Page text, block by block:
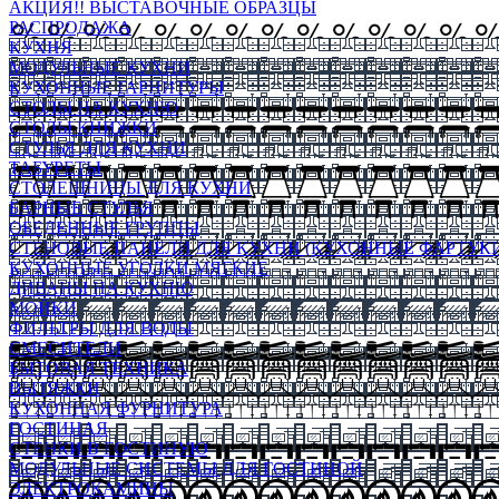
АКЦИЯ!! ВЫСТАВОЧНЫЕ ОБРАЗЦЫ
РАСПРОДАЖА
КУХНЯ
МОДУЛЬНЫЕ КУХНИ
КУХОННЫЕ ГАРНИТУРЫ
СТОЛЫ НА КУХНЮ
СТОЛЫ КНИЖКИ
СТУЛЬЯ ДЛЯ КУХНИ
ТАБУРЕТЫ
СТОЛЕШНИЦЫ ДЛЯ КУХНИ
БАРНЫЕ СТУЛЬЯ
ОБЕДЕННЫЕ ГРУППЫ
СТЕНОВЫЕ ПАНЕЛИ ДЛЯ КУХНИ (КУХОННЫЕ
КУХОННЫЕ УГОЛКИ МЯГКИЕ
ДИВАНЫ НА КУХНЮ
МОЙКИ
ФИЛЬТРЫ ДЛЯ ВОДЫ
СМЕСИТЕЛИ
БЫТОВАЯ ТЕХНИКА
ВЫТЯЖКИ
КУХОННАЯ ФУРНИТУРА
ГОСТИНАЯ
СТЕНКИ В ГОСТИНУЮ
МОДУЛЬНЫЕ СИСТЕМЫ ДЛЯ ГОСТИНОЙ
ЭЛЕКТРОКАМИНЫ